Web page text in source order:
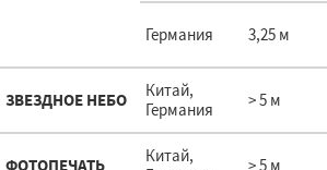
Германия 3,25 м
ЗВЕЗДНОЕ НЕБО
Китай,
Германия
> 5 м
ФОТОПЕЧАТЬ
Китай,
> 5 м